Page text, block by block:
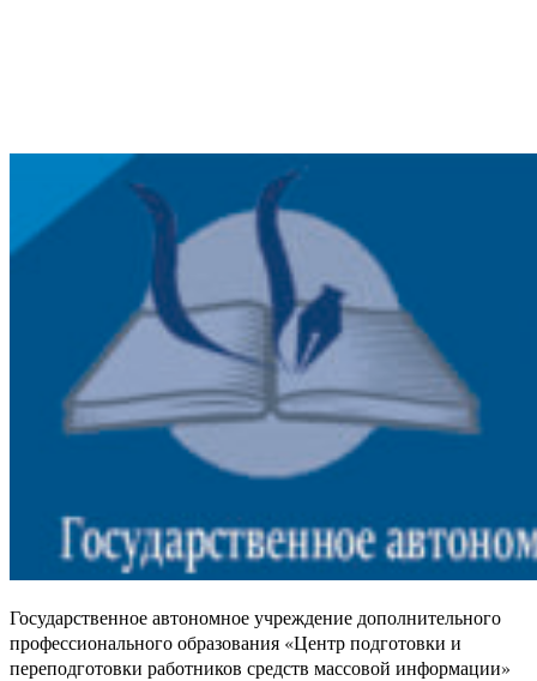
Государственное автономное учреждение дополнительного
профессионального образования «Центр подготовки и
переподготовки работников средств массовой информации»